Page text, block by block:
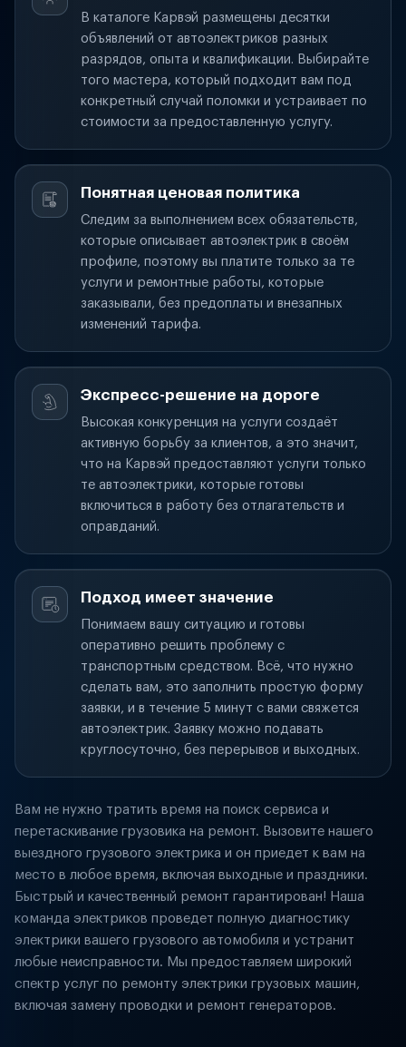
В каталоге Карвэй размещены десятки
объявлений от автоэлектриков разных
разрядов, опыта и квалификации. Выбирайте
того мастера, который подходит вам под
конкретный случай поломки и устраивает по
стоимости за предоставленную услугу.
Понятная ценовая политика
Следим за выполнением всех обязательств,
которые описывает автоэлектрик в своём
профиле, поэтому вы платите только за те
услуги и ремонтные работы, которые
заказывали, без предоплаты и внезапных
изменений тарифа.
Экспресс-решение на дороге
Высокая конкуренция на услуги создаёт
активную борьбу за клиентов, а это значит,
что на Карвэй предоставляют услуги только
те автоэлектрики, которые готовы
включиться в работу без отлагательств и
оправданий.
Подход имеет значение
Понимаем вашу ситуацию и готовы
оперативно решить проблему с
транспортным средством. Всё, что нужно
сделать вам, это заполнить простую форму
заявки, и в течение 5 минут с вами свяжется
автоэлектрик. Заявку можно подавать
круглосуточно, без перерывов и выходных.
Вам не нужно тратить время на поиск сервиса и
перетаскивание грузовика на ремонт. Вызовите нашего
выездного грузового электрика и он приедет к вам на
место в любое время, включая выходные и праздники.
Быстрый и качественный ремонт гарантирован! Наша
команда электриков проведет полную диагностику
электрики вашего грузового автомобиля и устранит
любые неисправности. Мы предоставляем широкий
спектр услуг по ремонту электрики грузовых машин,
включая замену проводки и ремонт генераторов.